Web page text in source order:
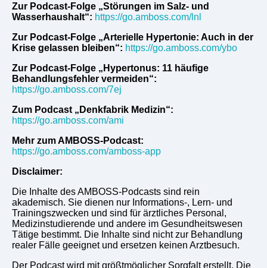
Zur Podcast-Folge „Störungen im Salz- und
Wasserhaushalt“: https://go.amboss.com/lnl
Zur Podcast-Folge „Arterielle Hypertonie: Auch in der
Krise gelassen bleiben“: https://go.amboss.com/ybo
Zur Podcast-Folge „Hypertonus: 11 häufige
Behandlungsfehler vermeiden“:
https://go.amboss.com/7ej
Zum Podcast „Denkfabrik Medizin“:
https://go.amboss.com/ami
Mehr zum AMBOSS-Podcast:
https://go.amboss.com/amboss-app
Disclaimer:
Die Inhalte des AMBOSS-Podcasts sind rein
akademisch. Sie dienen nur Informations-, Lern- und
Trainingszwecken und sind für ärztliches Personal,
Medizinstudierende und andere im Gesundheitswesen
Tätige bestimmt. Die Inhalte sind nicht zur Behandlung
realer Fälle geeignet und ersetzen keinen Arztbesuch.
Der Podcast wird mit größtmöglicher Sorgfalt erstellt. Die